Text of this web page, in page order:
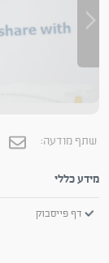
שתף מודעה:
מידע כללי
דף פייסבוק